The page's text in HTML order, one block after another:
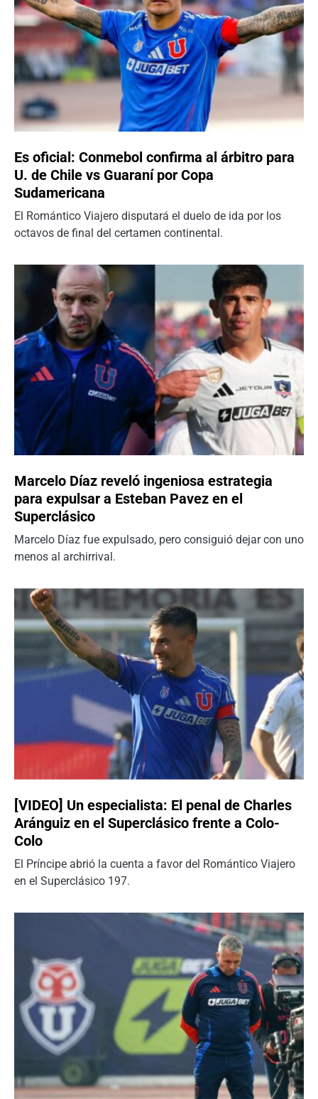
Es oficial: Conmebol confirma al árbitro para
U. de Chile vs Guaraní por Copa
Sudamericana
El Romántico Viajero disputará el duelo de ida por los
octavos de final del certamen continental.
Marcelo Díaz reveló ingeniosa estrategia
para expulsar a Esteban Pavez en el
Superclásico
Marcelo Díaz fue expulsado, pero consiguió dejar con uno
menos al archirrival.
[VIDEO] Un especialista: El penal de Charles
Aránguiz en el Superclásico frente a Colo-
Colo
El Príncipe abrió la cuenta a favor del Romántico Viajero
en el Superclásico 197.